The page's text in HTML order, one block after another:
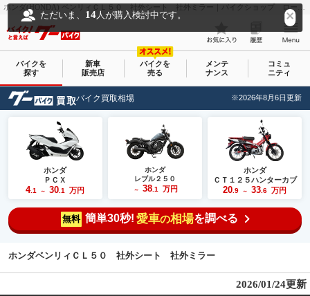
ホンダ(HONDA) ベンリィＣＬ５０ 社外シート 社外ミラー｜バイクショップ ロード☆スター｜新車・中古バイクなら【グーバイク(GooBike)】
ただいま、 14人が購入検討中です。
バイクを
探す
新車
販売店
バイクを
売る
メンテ
ナンス
コミュ
ニティ
バイク買取相場 ※2026年8月6日更新
ホンダ
ＰＣＸ
4.1 ～ 30 .1 万円
ホンダ
レブル２５０
～ 38.1 万円
ホンダ
ＣＴ１２５ハンターカブ
20 .9 ～ 33 .6 万円
無料 簡単30秒! 愛車の相場を調べる
ホンダベンリィＣＬ５０ 社外シート 社外ミラー
2026/01/24更新